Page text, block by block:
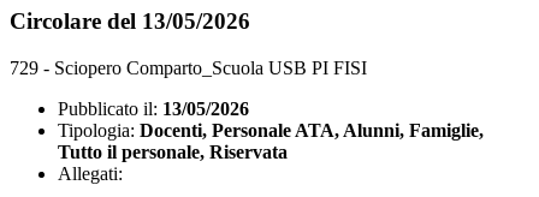
Circolare del 13/05/2026
729 - Sciopero Comparto_Scuola USB PI FISI
Pubblicato il: 13/05/2026
Tipologia: Docenti, Personale ATA, Alunni, Famiglie,
Tutto il personale, Riservata
Allegati: